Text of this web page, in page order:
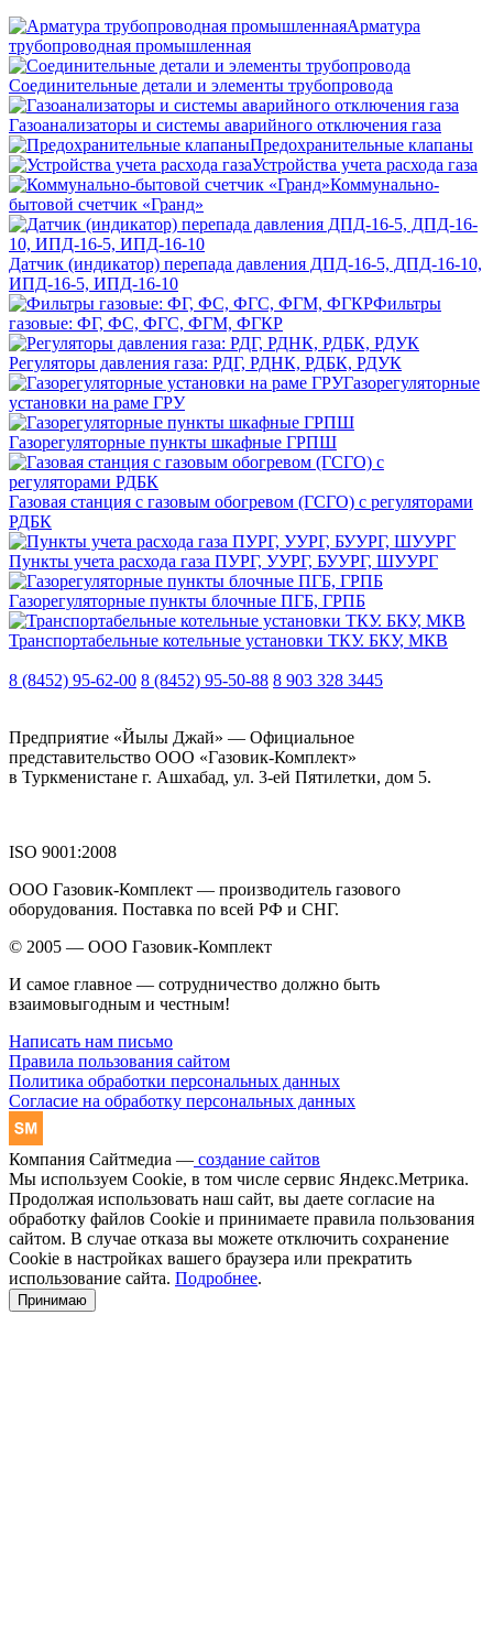
Арматура
трубопроводная промышленная
Соединительные детали и элементы трубопровода
Газоанализаторы и системы аварийного отключения газа
Предохранительные клапаны
Устройства учета расхода газа
Коммунально-
бытовой счетчик «Гранд»
Датчик (индикатор) перепада давления ДПД-16-5, ДПД-16-10,
ИПД-16-5, ИПД-16-10
Фильтры
газовые: ФГ, ФС, ФГС, ФГМ, ФГКР
Регуляторы давления газа: РДГ, РДНК, РДБК, РДУК
Газорегуляторные
установки на раме ГРУ
Газорегуляторные пункты шкафные ГРПШ
Газовая станция с газовым обогревом (ГСГО) с регуляторами
РДБК
Пункты учета расхода газа ПУРГ, УУРГ, БУУРГ, ШУУРГ
Газорегуляторные пункты блочные ПГБ, ГРПБ
Транспортабельные котельные установки ТКУ. БКУ, МКВ
8 (8452) 95-62-00 8 (8452) 95-50-88 8 903 328 3445
Предприятие «Йылы Джай» — Официальное
представительство ООО «Газовик-Комплект»
в Туркменистане г. Ашхабад, ул. 3-ей Пятилетки, дом 5.
ISO 9001:2008
ООО Газовик-Комплект — производитель газового
оборудования. Поставка по всей РФ и СНГ.
© 2005 — ООО Газовик-Комплект
И самое главное — сотрудничество должно быть
взаимовыгодным и честным!
Написать нам письмо
Правила пользования сайтом
Политика обработки персональных данных
Согласие на обработку персональных данных
Компания Сайтмедиа — создание сайтов
Мы используем Cookie, в том числе сервис Яндекс.Метрика.
Продолжая использовать наш сайт, вы даете согласие на
обработку файлов Cookie и принимаете правила пользования
сайтом. В случае отказа вы можете отключить сохранение
Cookie в настройках вашего браузера или прекратить
использование сайта. Подробнее.
Принимаю